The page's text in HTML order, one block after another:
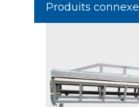
Produits